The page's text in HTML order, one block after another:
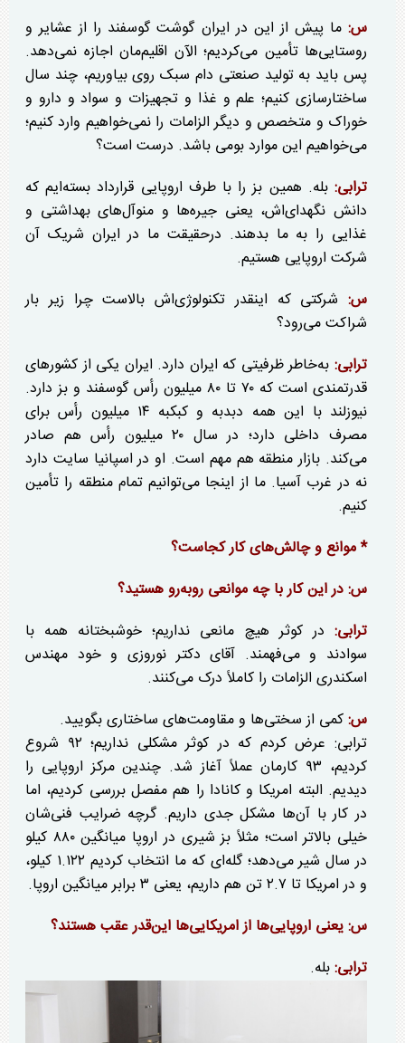
س:ما پیش از این در ایران گوشت گوسفند را از عشایر و
روستایی‌ها تأمین می‌کردیم؛ الآن اقلیم‌مان اجازه نمی‌دهد.
پس باید به تولید صنعتی دام سبک روی بیاوریم، چند سال
ساختارسازی کنیم؛ علم و غذا و تجهیزات و سواد و دارو و
خوراک و متخصص و دیگر الزامات را نمی‌خواهیم وارد کنیم؛
می‌خواهیم این موارد بومی باشد. درست است؟
ترابی: بله. همین بز را با طرف اروپایی قرارداد بسته‌ایم که
دانش نگهدای‌اش، یعنی جیره‌ها و منوآل‌های بهداشتی و
غذایی را به ما بدهند. درحقیقت ما در ایران شریک آن
شرکت اروپایی هستیم.
س: شرکتی که اینقدر تکنولوژی‌اش بالاست چرا زیر بار
شراکت می‌رود؟
ترابی: به‌خاطر ظرفیتی که ایران دارد. ایران یکی از کشور‌های
قدرتمندی است که ۷۰ تا ۸۰ میلیون رأس گوسفند و بز دارد.
نیوزلند با این همه دبدبه و کبکبه ۱۴ میلیون رأس برای
مصرف داخلی دارد؛ در سال ۲۰ میلیون رأس هم صادر
می‌کند. بازار منطقه هم مهم است. او در اسپانیا سایت دارد
نه در غرب آسیا. ما از اینجا می‌توانیم تمام منطقه را تأمین
کنیم.
* موانع و چالش‌های کار کجاست؟
س: در این کار با چه موانعی روبه‌رو هستید؟
ترابی: در کوثر هیچ مانعی نداریم؛ خوشبختانه همه با
سوادند و می‌فهمند. آقای دکتر نوروزی و خود مهندس
اسکندری الزامات را کاملاً درک می‌کنند.
س:کمی از سختی‌ها و مقاومت‌های ساختاری بگویید.
ترابی: عرض کردم که در کوثر مشکلی نداریم؛ ۹۲ شروع
کردیم، ۹۳ کارمان عملاً آغاز شد. چندین مرکز اروپایی را
دیدیم. البته امریکا و کانادا را هم مفصل بررسی کردیم، اما
در کار با آن‌ها مشکل جدی داریم. گرچه ضرایب فنی‌شان
خیلی بالاتر است؛ مثلاً بز شیری در اروپا میانگین ۸۸۰ کیلو
در سال شیر می‌دهد؛ گله‌ای که ما انتخاب کردیم ۱.۱۲۲ کیلو،
و در امریکا تا ۲.۷ تن هم داریم، یعنی ۳ برابر میانگین اروپا.
س: یعنی اروپایی‌ها از امریکایی‌ها این‌قدر عقب هستند؟
ترابی:بله.